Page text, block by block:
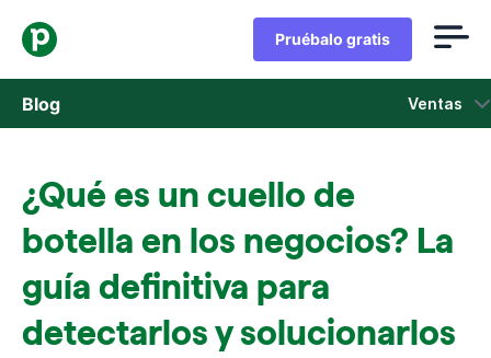
Pruébalo gratis
Blog Ventas
Marketing
Actualizaciones de Producto
Casos de estudio
Se abre en una nueva ventana
¿Qué es un cuello de
botella en los negocios? La
guía definitiva para
detectarlos y solucionarlos